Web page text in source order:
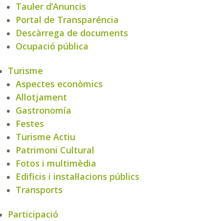
Tauler d’Anuncis
Portal de Transparéncia
Descàrrega de documents
Ocupació pública
Turisme
Aspectes econòmics
Allotjament
Gastronomía
Festes
Turisme Actiu
Patrimoni Cultural
Fotos i multimèdia
Edificis i instal·lacions públics
Transports
Participació